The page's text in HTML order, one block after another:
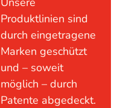
Produktlinien sind
durch eingetragene
Marken geschützt
und – soweit
möglich – durch
Patente abgedeckt.